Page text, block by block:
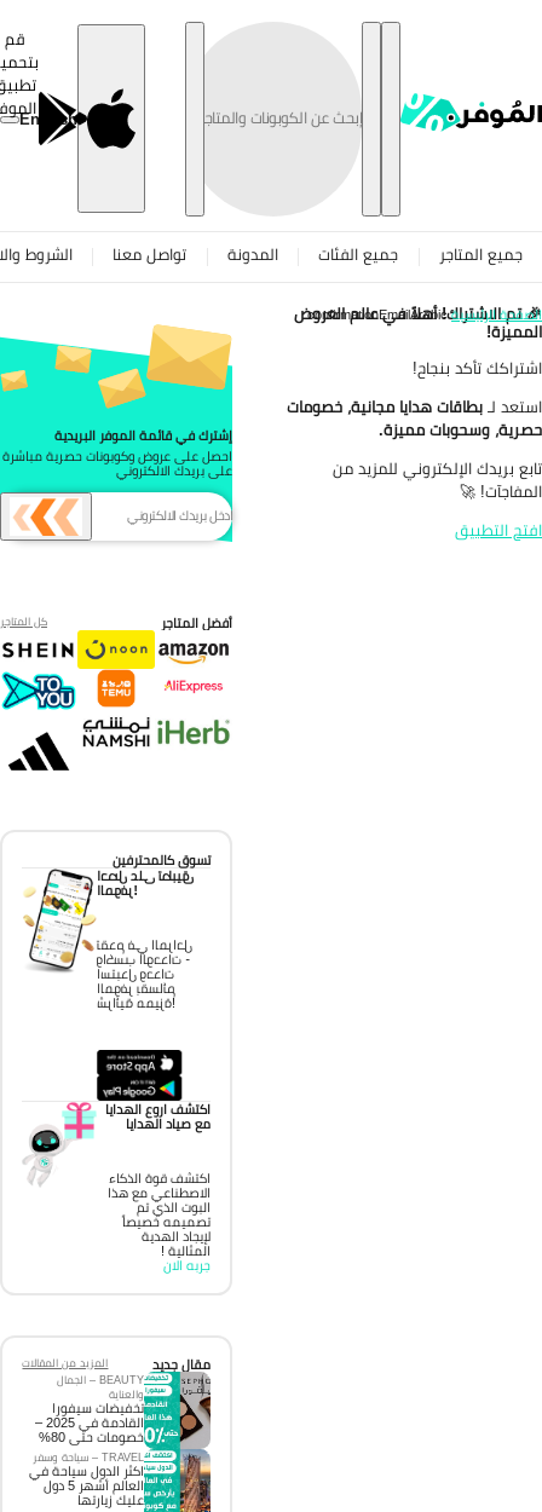
قم
بتحميل
تطبيق
الموفرEnglish
جميع المتاجر جميع الفئات المدونة تواصل معنا الشروط
الرئيسيةconfirmationEmailArabic
تم الاشتراك! أهلاً في عالم العروض
تأكد بنجاح!
لـبطاقات هدايا مجانية، خصومات
وسحوبات مميزة.
بريدك الإلكتروني للمزيد من
🚀
التطبيق
إشترك في قائمة الموفر البريدية
احصل على عروض وكوبونات حصرية مباشرة
على بريدك الالكتروني
أفضل المتاجر كل المتاجر
تسوق كالمحترفين
احصل على تطبيق
الموفر!
تقدم في المراحل
واكسب الوحدات -
استبدل وحدات
الموفر بقسائم
شرائية مميزة!
اكتشف اروع الهدايا
مع صياد الهدايا
اكتشف قوة الذكاء
الاصطناعي مع هذا
البوت الذي تم
تصميمه خصيصاً
لإيجاد الهدية
المثالية !
جربه الان
مقال جديد
المزيد من المقالات
BEAUTY – الجمال
والعناية
تخفيضات سيفورا
القادمة في 2025 –
خصومات حتى 80%
TRAVEL – سياحة وسفر
اكثر الدول سياحة في
العالم أشهر 5 دول
عليك زيارتها